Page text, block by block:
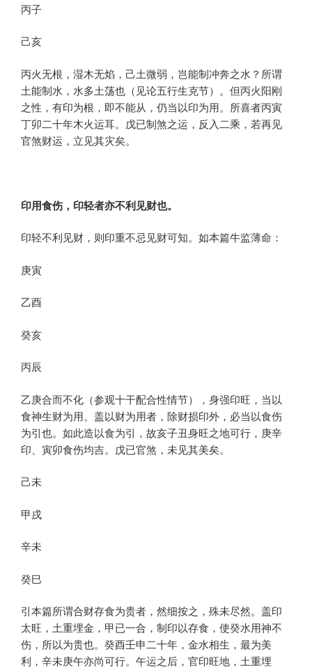
丙子
己亥
丙火无根，湿木无焰，己土微弱，岂能制冲奔之水？所谓
土能制水，水多土荡也（见论五行生克节）。但丙火阳刚
之性，有印为根，即不能从，仍当以印为用。所喜者丙寅
丁卯二十年木火运耳。戊已制煞之运，反入二乘，若再见
官煞财运，立见其灾矣。
印用食伤，印轻者亦不利见财也。
印轻不利见财，则印重不忌见财可知。如本篇牛监薄命：
庚寅
乙酉
癸亥
丙辰
乙庚合而不化（参观十干配合性情节），身强印旺，当以
食神生财为用。盖以财为用者，除财损印外，必当以食伤
为引也。如此造以食为引，故亥子丑身旺之地可行，庚辛
印、寅卯食伤均吉。戊已官煞，未见其美矣。
己未
甲戌
辛未
癸巳
引本篇所谓合财存食为贵者，然细按之，殊未尽然。盖印
太旺，土重埋金，甲已一合，制印以存食，使癸水用神不
伤，所以为贵也。癸酉壬申二十年，金水相生，最为美
利，辛未庚午亦尚可行。午运之后，官印旺地，土重埋